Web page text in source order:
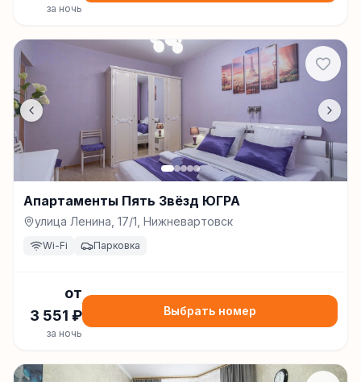
за ночь
Апартаменты Пять Звёзд ЮГРА
улица Ленина, 17/1, Нижневартовск
Wi-Fi Парковка
от
3 551 ₽
за ночь
Выбрать номер